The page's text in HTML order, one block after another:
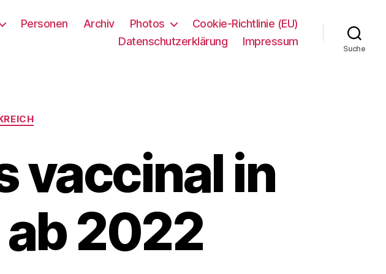
Personen Archiv Photos
Cookie-Richtlinie (EU)
Datenschutzerklärung
Impressum
Suche
vaccinal in
2022